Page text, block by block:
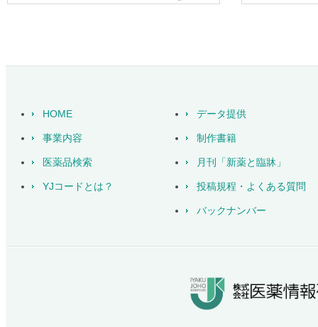
HOME
事業内容
医薬品検索
YJコードとは？
データ提供
制作書籍
月刊「新薬と臨牀」
投稿規程・よくある質問
バックナンバー